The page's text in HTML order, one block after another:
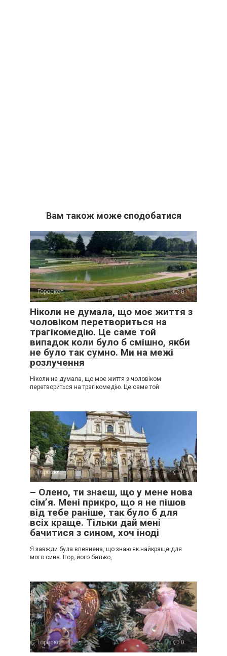
Вам також може сподобатися
Гороскоп 0
Ніколи не думала, що моє життя з
чоловіком перетвориться на
трагікомедію. Це саме той
випадок коли було б смішно, якби
не було так сумно. Ми на межі
розлучення
Ніколи не думала, що моє життя з чоловіком
перетвориться на трагікомедію. Це саме той
Гороскоп 0
– Олено, ти знаєш, що у мене нова
сім’я. Мені прикро, що я не пішов
від тебе раніше, так було б для
всіх краще. Тільки дай мені
бачитися з сином, хоч іноді
Я завжди була впевнена, що знаю як найкраще для
мого сина. Ігор, його батько,
Гороскоп 0